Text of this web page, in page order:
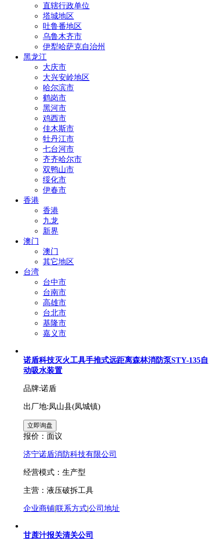
直辖行政单位
塔城地区
吐鲁番地区
乌鲁木齐市
伊犁哈萨克自治州
黑龙江
大庆市
大兴安岭地区
哈尔滨市
鹤岗市
黑河市
鸡西市
佳木斯市
牡丹江市
七台河市
齐齐哈尔市
双鸭山市
绥化市
伊春市
香港
香港
九龙
新界
澳门
澳门
其它地区
台湾
台中市
台南市
高雄市
台北市
基隆市
嘉义市
诺盾科技灭火工具手推式远距离森林消防泵STY-135自
动吸水装置
品牌:诺盾
出厂地:凤山县(凤城镇)
报价： 面议
济宁诺盾消防科技有限公司
经营模式：生产型
主营：液压破拆工具
企业商铺|联系方式|公司地址
甘蔗汁报关清关公司